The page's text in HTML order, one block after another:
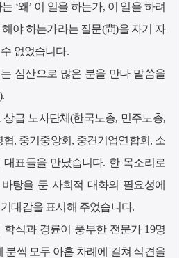
‘왜’ 이 일을 하는가, 이 일을 하려
해야 하는가라는 질문(問)을 자기 자
없었습니다.
심산으로 많은 분을 만나 말씀을
급 노사단체(한국노총, 민주노총,
협, 중기중앙회, 중견기업연합회, 소
대표들을 만났습니다. 한 목소리로
탕을 둔 사회적 대화의 필요성에
대감을 표시해 주었습니다.
식과 경륜이 풍부한 전문가 19명
분씩 모두 아홉 차례에 걸쳐 식견을